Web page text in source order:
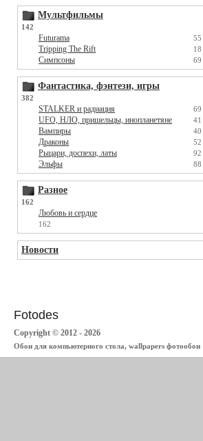
Мультфильмы
142
Futurama 55
Tripping The Rift 18
Симпсоны 69
Фантастика, фэнтези, игры
382
STALKER и радиация 69
UFO, НЛО, пришельцы, инопланетяне 41
Вампиры 40
Драконы 52
Рыцари, доспехи, латы 92
Эльфы 88
Разное
162
Любовь и сердце
162
Новости
Fotodes
Copyright © 2012 - 2026
Обои для компьютерного стола, wallpapers фотообои